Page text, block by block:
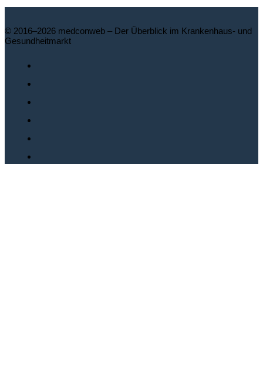
© 2016–2026 medconweb – Der Überblick im Krankenhaus- und
Gesundheitmarkt